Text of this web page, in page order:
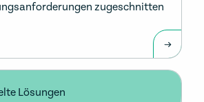
zugeschnitten
Lösungen